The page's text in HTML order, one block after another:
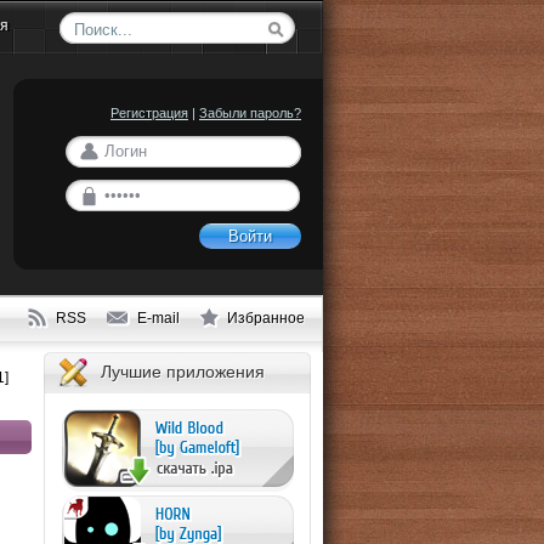
Регистрация | Забыли пароль?
Войти
RSS E-mail Избранное
Лучшие приложения